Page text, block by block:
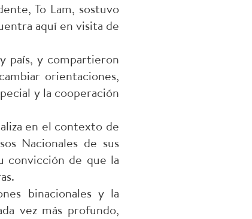
To Lam, sostuvo
aquí en visita de
país, y compartieron
orientaciones,
y la cooperación
en el contexto de
Nacionales de sus
convicción de que la
binacionales y la
vez más profundo,